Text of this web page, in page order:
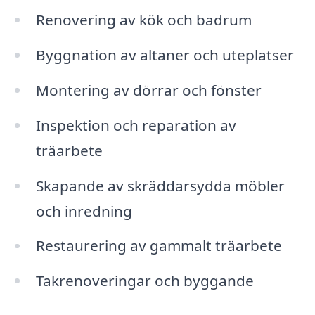
Renovering av kök och badrum
Byggnation av altaner och uteplatser
Montering av dörrar och fönster
Inspektion och reparation av
träarbete
Skapande av skräddarsydda möbler
och inredning
Restaurering av gammalt träarbete
Takrenoveringar och byggande